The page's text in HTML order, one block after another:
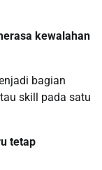
kewalahan
bagian
skill pada satu
tetap